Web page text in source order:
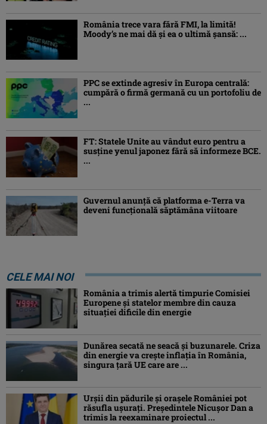
România trece vara fără FMI, la limită!
Moody’s ne mai dă și ea o ultimă șansă: ...
PPC se extinde agresiv în Europa centrală:
cumpără o firmă germană cu un portofoliu de
...
FT: Statele Unite au vândut euro pentru a
susține yenul japonez fără să informeze BCE.
...
Guvernul anunță că platforma e-Terra va
deveni funcţională săptămâna viitoare
CELE MAI NOI
România a trimis alertă timpurie Comisiei
Europene și statelor membre din cauza
situației dificile din energie
Dunărea secată ne seacă și buzunarele. Criza
din energie va crește inflația în România,
singura țară UE care are ...
Urșii din pădurile și orașele României pot
răsufla ușurați. Președintele Nicușor Dan a
trimis la reexaminare proiectul ...